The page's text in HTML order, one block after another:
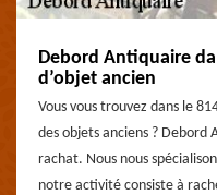
Debord Antiquaire
d’objet ancien
Vous vous trouvez dans le
des objets anciens ? Debord
rachat. Nous nous
notre activité consiste à